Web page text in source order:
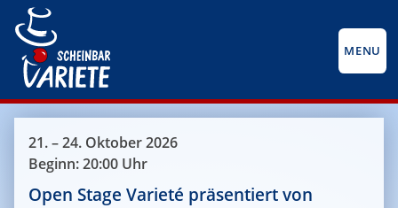
MENU
21. – 24. Oktober 2026
Beginn: 20:00 Uhr
Open Stage Varieté präsentiert von